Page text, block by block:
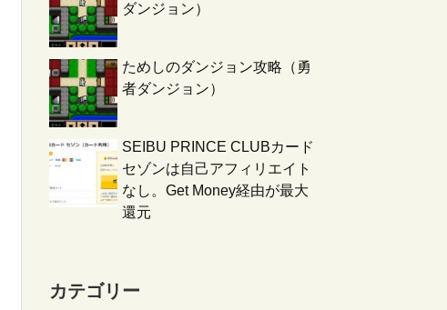
ダンジョン）
ためしのダンジョン攻略（勇
者ダンジョン）
SEIBU PRINCE CLUBカード
セゾンは自己アフィリエイト
なし。Get Money経由が最大
還元
カテゴリー